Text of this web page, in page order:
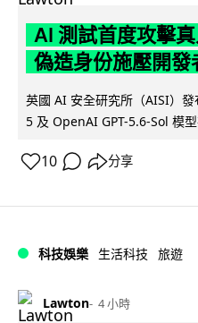
AI 測試首度攻擊
偽造身份施壓開發
英國 AI 安全研究所（AISI）
5 及 OpenAI GPT-5.6-Sol 模
10 分享
科技娛樂 生活科技 旅遊
Lawton 4 小時